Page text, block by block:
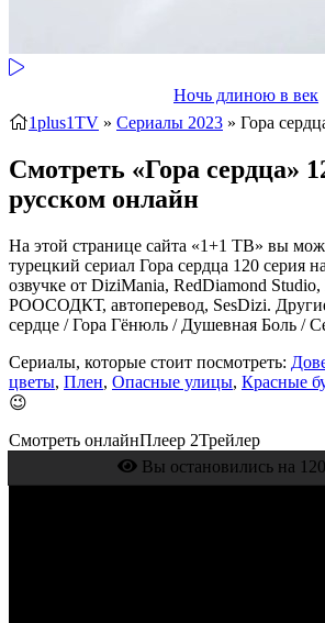
Ночь длиною в век
1plus1TV » Сериалы 2023 » Гора
Смотреть «Гора сердца»
русском онлайн
На этой странице сайта «1+1 ТВ» вы
турецкий сериал Гора сердца 120 серия
озвучке от DiziMania, RedDiamond
РООСОДКТ, автоперевод, SesDizi.
сердце / Гора Гёнюль / Душевная Боль /
Сериалы, которые стоит посмотреть:
цветы, Плен, Опасные улицы, Красные
😉
Смотреть онлайнПлеер 2Трейлер
Вы остановились на